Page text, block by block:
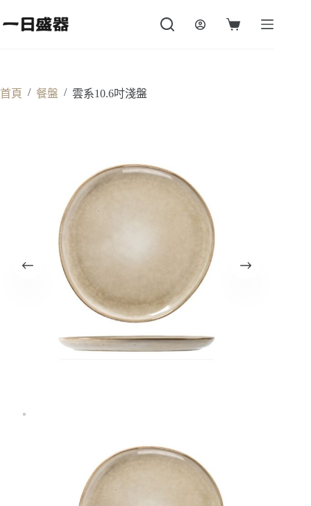
至
容
購
首頁 / 餐盤 / 雲系10.6吋淺盤